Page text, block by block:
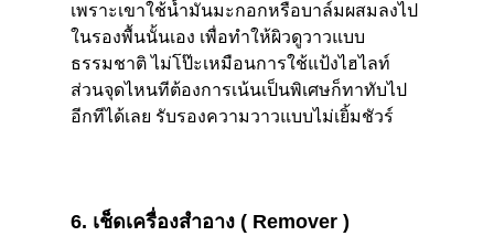
เพราะเขาใช้น้ำมันมะกอกหรือบาล์มผสมลงไป
ในรองพื้นนั้นเอง เพื่อทำให้ผิวดูวาวแบบ
ธรรมชาติ ไม่โป๊ะเหมือนการใช้แป้งไฮไลท์
ส่วนจุดไหนทีต้องการเน้นเป็นพิเศษก็ทาทับไป
อีกทีได้เลย รับรองความวาวแบบไม่เยิ้มชัวร์
6. เช็ดเครื่องสำอาง ( Remover )